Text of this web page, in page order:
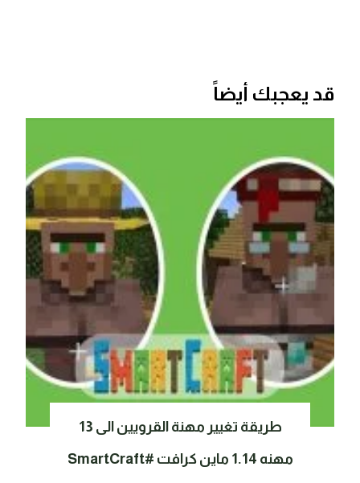
قد يعجبك أيضاً
طريقة تغيير مهنة القرويين الى 13
مهنه 1.14 ماين كرافت #SmartCraft